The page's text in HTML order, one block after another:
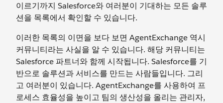
이르기까지 Salesforce와 여러분이 기대하는 모든 솔루
션을 목록에서 확인할 수 있습니다.
이러한 목록의 이면을 보다 보면 AgentExchange 역시
커뮤니티라는 사실을 알 수 있습니다. 해당 커뮤니티는
Salesforce 파트너와 함께 시작됩니다. Salesforce를 기
반으로 솔루션과 서비스를 만드는 사람들입니다. 그리
고 여러분이 있습니다. AgentExchange를 사용하여 프
로세스 효율성을 높이고 팀의 생산성을 올리는 관리자,